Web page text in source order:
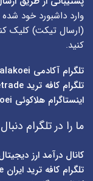
وارد داشبورد خود
(ارسال تیکت) کلیک
کنید.
تلگرام آکادمی
تلگرام کافه ترید
اینستاگرام هلاکوئی
ما را در تلگرام
کانال درآمد ارز
تلگرام کافه ترید ایران